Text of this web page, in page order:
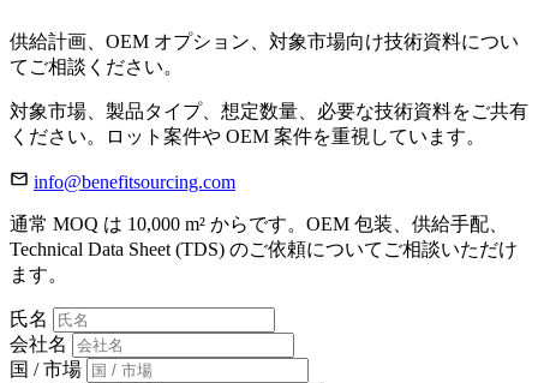
供給計画、OEM オプション、対象市場向け技術資料につい
てご相談ください。
対象市場、製品タイプ、想定数量、必要な技術資料をご共有
ください。ロット案件や OEM 案件を重視しています。
info@benefitsourcing.com
通常 MOQ は 10,000 m² からです。OEM 包装、供給手配、
Technical Data Sheet (TDS) のご依頼についてご相談いただけ
ます。
氏名
会社名
国 / 市場